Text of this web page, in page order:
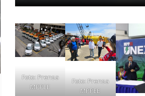
Foto: Prensa
MPPEE
Foto: Prensa
MPPEE